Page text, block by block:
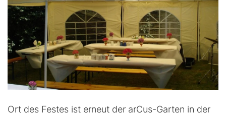
Ort des Festes ist erneut der arCus-Garten in der